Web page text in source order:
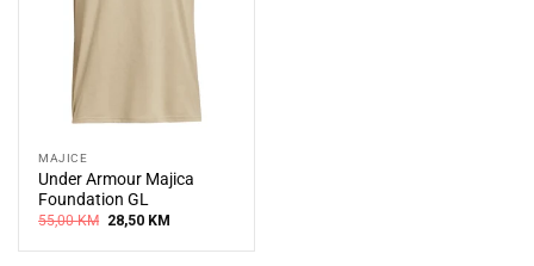
MAJICE
Under Armour Majica
Foundation GL
55,00KM Original
was:
28,50 KMCurrent
is: